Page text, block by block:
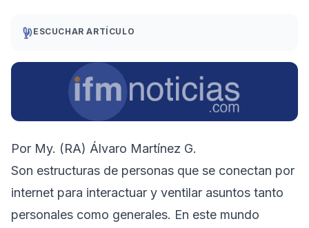
ESCUCHAR ARTÍCULO
Por My. (RA) Álvaro Martínez G.
Son estructuras de personas que se conectan por
internet para interactuar y ventilar asuntos tanto
personales como generales. En este mundo